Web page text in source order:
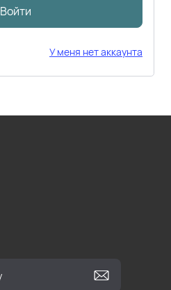
Войти
У меня нет аккаунта